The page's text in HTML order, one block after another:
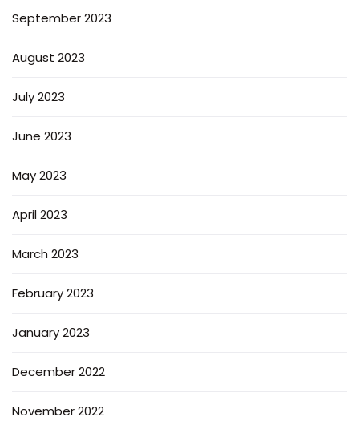
September 2023
August 2023
July 2023
June 2023
May 2023
April 2023
March 2023
February 2023
January 2023
December 2022
November 2022